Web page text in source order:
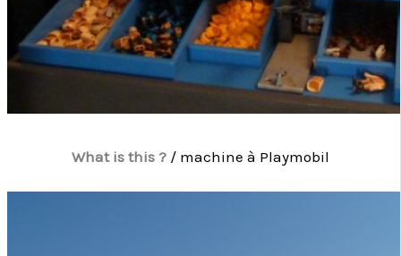
What is this ? / machine à Playmobil